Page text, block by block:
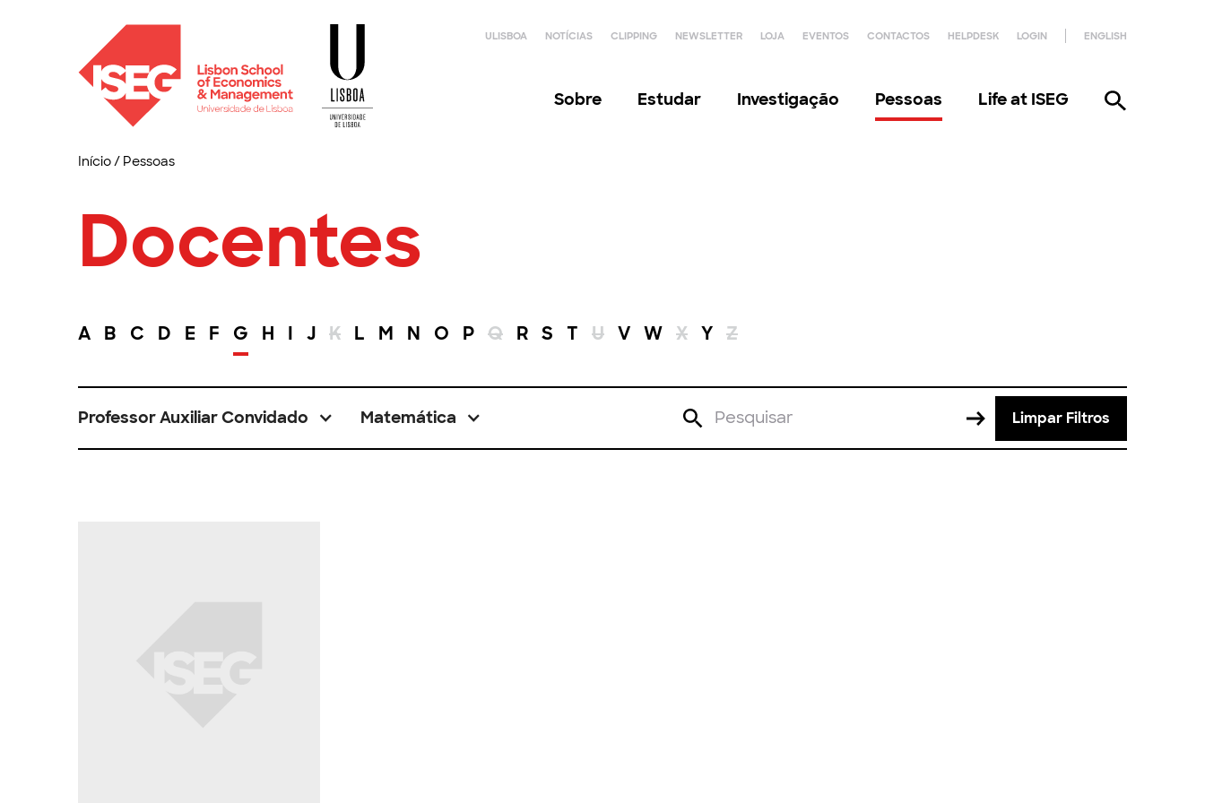
ULISBOA NOTÍCIAS CLIPPING NEWSLETTER LOJA EVENTOS CONTACTOS HELPDESK LOGIN ENGLISH
Sobre Estudar Investigação Pessoas Life at ISEG
Início/ Pessoas
Docentes
A B C D E F G H I J K L M N O P Q R S T U V W X Y Z
Professor Auxiliar Convidado Matemática Limpar Filtros